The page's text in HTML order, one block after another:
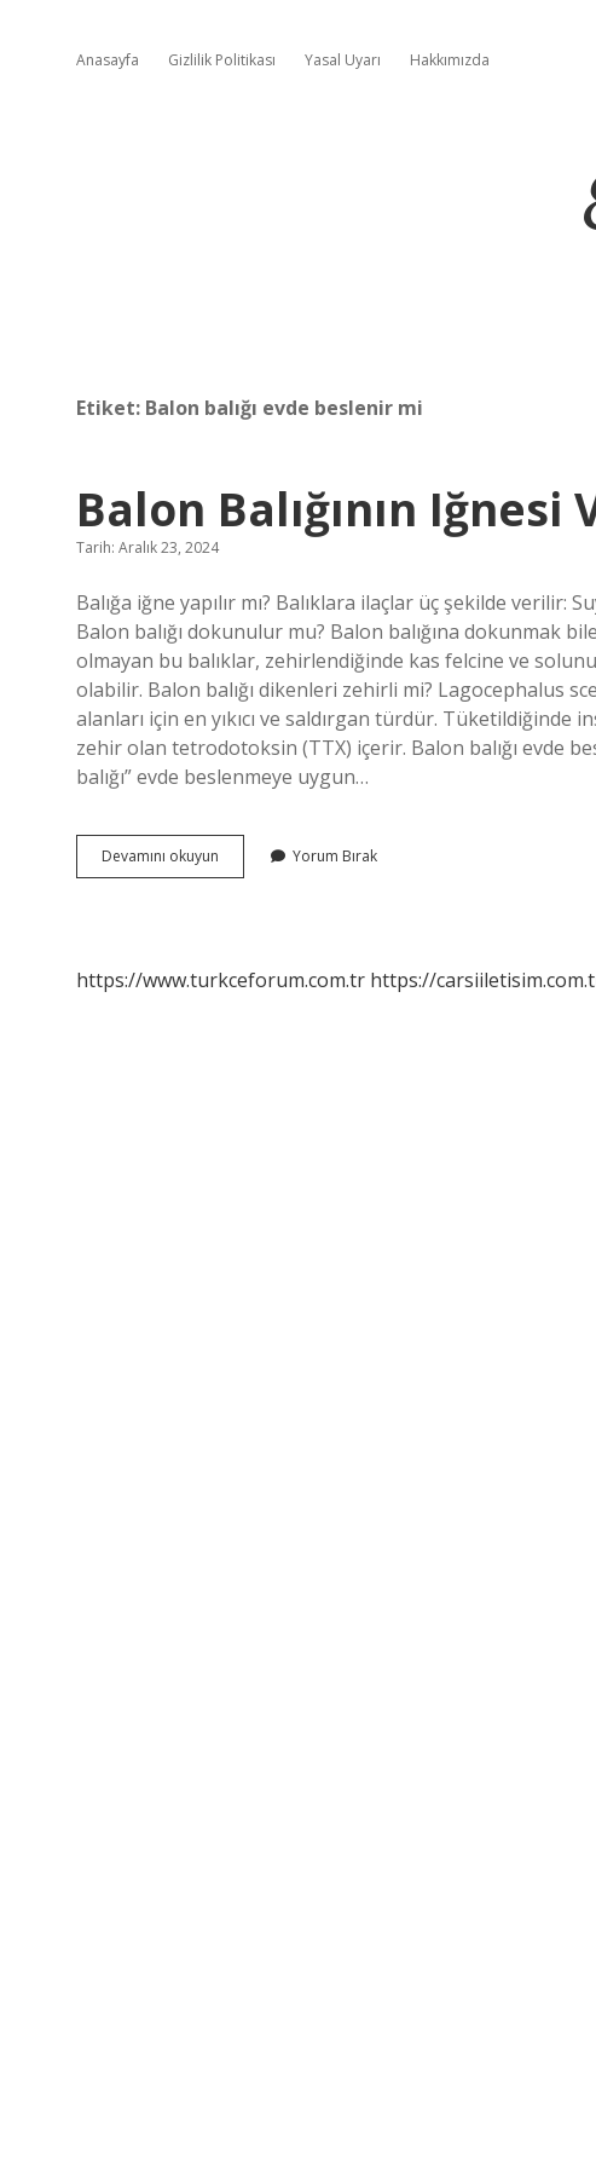
Anasayfa Gizlilik Politikası Yasal Uyarı Hakkımızda
Etiket: Balon balığı evde beslenir mi
Balon Balığının Iğnesi
Tarih: Aralık 23, 2024
Balığa iğne yapılır mı? Balıklara ilaçlar üç şekilde verilir:
Balon balığı dokunulur mu? Balon balığına dokunmak
olmayan bu balıklar, zehirlendiğinde kas felcine ve
olabilir. Balon balığı dikenleri zehirli mi? Lagocephalus
alanları için en yıkıcı ve saldırgan türdür.
zehir olan tetrodotoksin (TTX) içerir. Balon balığı evde
balığı” evde beslenmeye uygun…
Devamını okuyun
Balığının
Yorum Bırak
https://www.turkceforum.com.tr https://